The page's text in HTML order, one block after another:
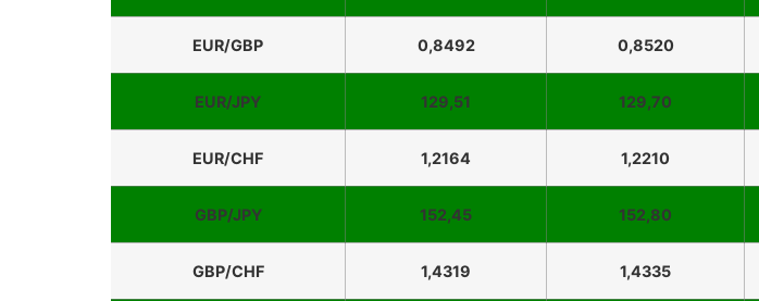
EUR/GBP 0,8492 0,8520
EUR/JPY 129,51 129,70
EUR/CHF 1,2164 1,2210
GBP/JPY 152,45 152,80
GBP/CHF 1,4319 1,4335